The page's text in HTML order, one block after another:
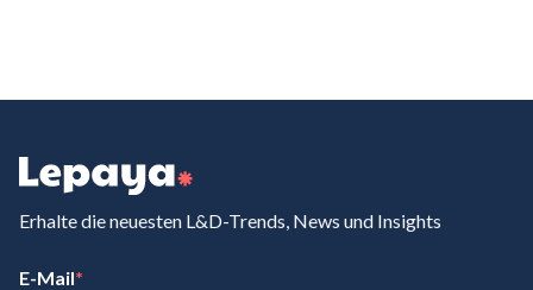
Erhalte die neuesten L&D-Trends, News und Insights
E-Mail*